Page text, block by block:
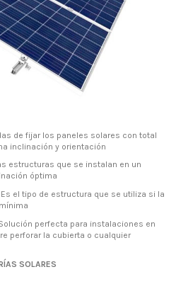
de fijar los paneles solares con total
inclinación y orientación
estructuras que se instalan en un
óptima
Es el tipo de estructura que se utiliza si la
perfecta para instalaciones en
perforar la cubierta o cualquier
SOLARES